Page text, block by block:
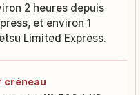
2 heures depuis
et environ 1
Limited Express.
créneau